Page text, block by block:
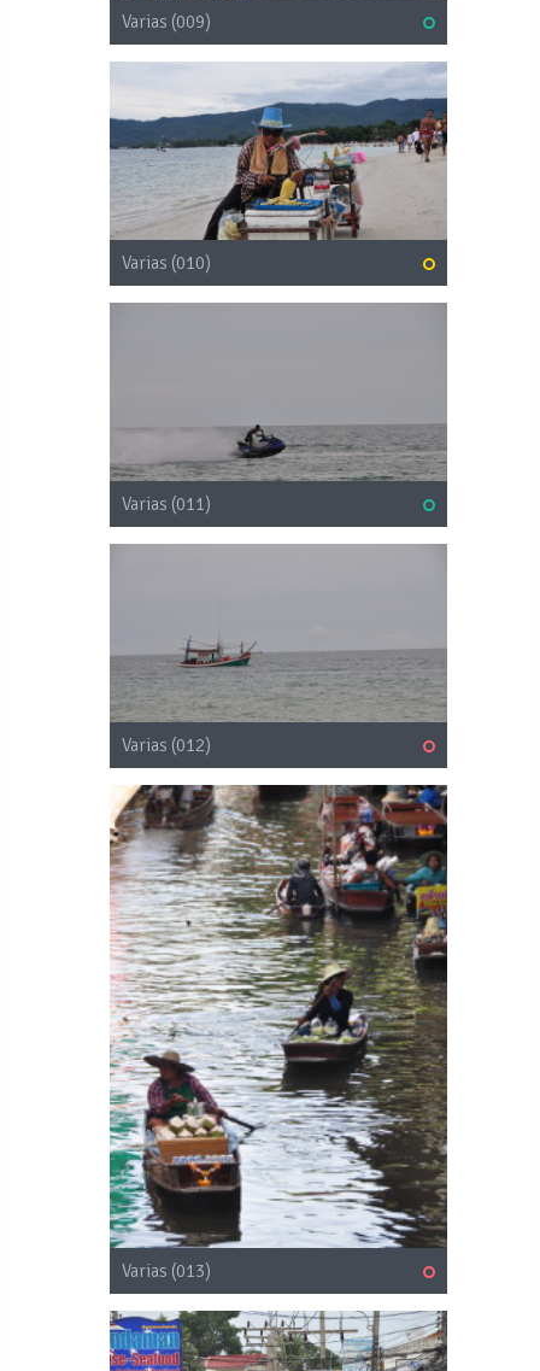
Varias (009)
Varias (010)
Varias (011)
Varias (012)
Varias (013)